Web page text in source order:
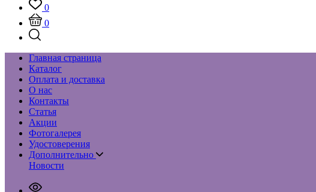
0
0
Главная страница
Каталог
Оплата и доставка
О нас
Контакты
Статья
Акции
Фотогалерея
Удостоверения
Дополнительно
Новости